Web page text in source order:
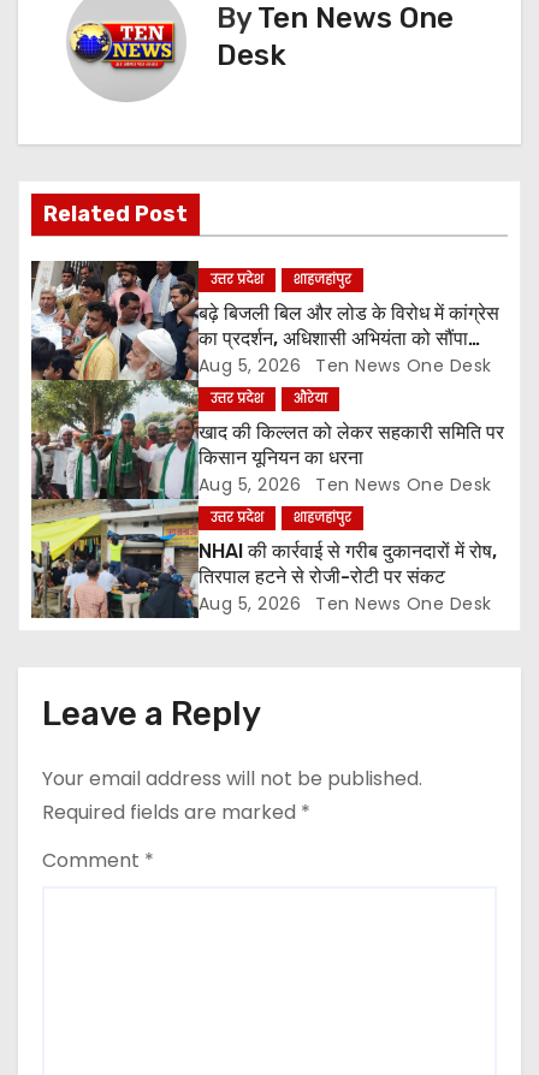
g
a
t
i
o
n
ByTen News One
Desk
Related Post
उत्तर प्रदेश शाहजहांपुर
बढ़े बिजली बिल और लोड के विरोध में कांग्रेस
का प्रदर्शन, अधिशासी अभियंता को सौंपा
ज्ञापन
Aug 5, 2026 Ten News One Desk
उत्तर प्रदेश औरेया
खाद की किल्लत को लेकर सहकारी समिति पर
किसान यूनियन का धरना
Aug 5, 2026 Ten News One Desk
उत्तर प्रदेश शाहजहांपुर
NHAI की कार्रवाई से गरीब दुकानदारों में रोष,
तिरपाल हटने से रोजी-रोटी पर संकट
Aug 5, 2026 Ten News One Desk
Leave a Reply
Your email address will not be published.
Required fields are marked *
Comment *